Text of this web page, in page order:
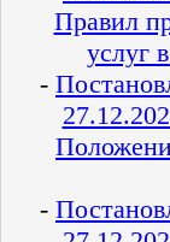
Правил
услуг
-
-